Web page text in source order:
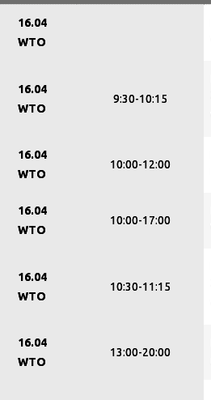
16.04
WTO
16.04
WTO
9:30-10:15
16.04
WTO
10:00-12:00
16.04
WTO
10:00-17:00
16.04
WTO
10:30-11:15
16.04
WTO
13:00-20:00